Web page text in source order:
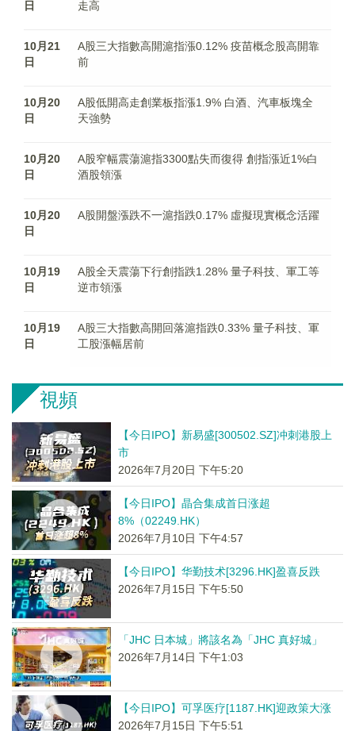
日 走高
10月21
日
A股三大指數高開滬指漲0.12% 疫苗概念股高開靠
前
10月20
日
A股低開高走創業板指漲1.9% 白酒、汽車板塊全
天強勢
10月20
日
A股窄幅震蕩滬指3300點失而復得 創指漲近1%白
酒股領漲
10月20
日
A股開盤漲跌不一滬指跌0.17% 虛擬現實概念活躍
10月19
日
A股全天震蕩下行創指跌1.28% 量子科技、軍工等
逆市領漲
10月19
日
A股三大指數高開回落滬指跌0.33% 量子科技、軍
工股漲幅居前
視頻
【今日IPO】新易盛[300502.SZ]冲刺港股上
市
2026年7月20日 下午5:20
【今日IPO】晶合集成首日涨超
8%（02249.HK）
2026年7月10日 下午4:57
【今日IPO】华勤技术[3296.HK]盈喜反跌
2026年7月15日 下午5:50
「JHC 日本城」將該名為「JHC 真好城」
2026年7月14日 下午1:03
【今日IPO】可孚医疗[1187.HK]迎政策大涨
2026年7月15日 下午5:51